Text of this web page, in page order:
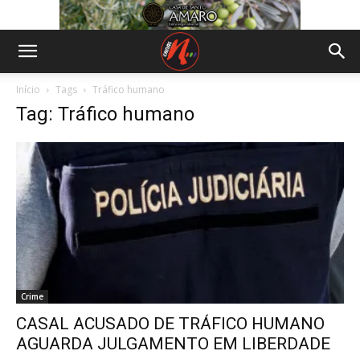
Início Tags Tráfico humano
Tag: Tráfico humano
Crime
CASAL ACUSADO DE TRÁFICO HUMANO
AGUARDA JULGAMENTO EM LIBERDADE